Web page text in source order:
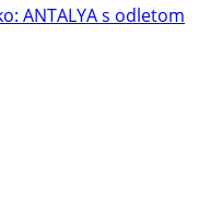
17.40.17
ANTALYA s odletom